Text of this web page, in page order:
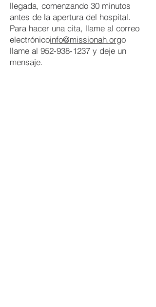
llegada, comenzando 30 minutos
antes de la apertura del hospital.
​Para hacer una cita, llame al correo
electrónicoinfo@missionah.orgo
llame al 952-938-1237 y deje un
mensaje.